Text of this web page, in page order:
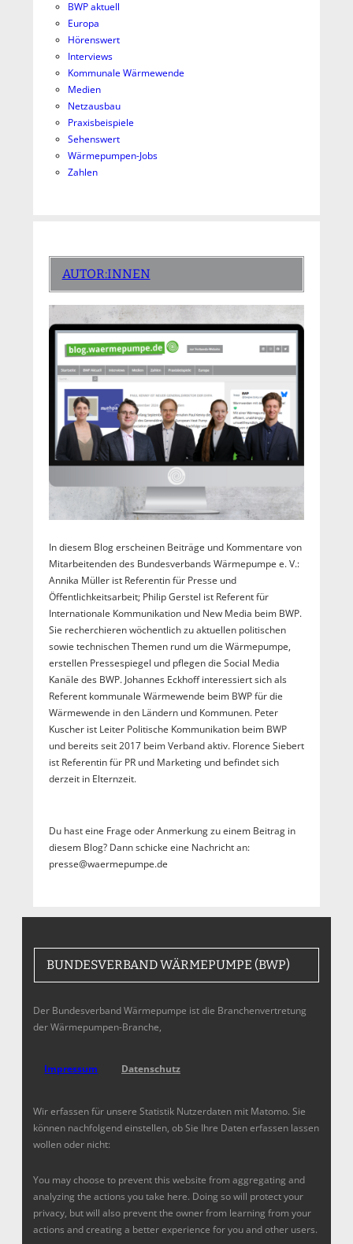
BWP aktuell
Europa
Hörenswert
Interviews
Kommunale Wärmewende
Medien
Netzausbau
Praxisbeispiele
Sehenswert
Wärmepumpen-Jobs
Zahlen
AUTOR:INNEN
In diesem Blog erscheinen Beiträge und Kommentare von
Mitarbeitenden des Bundesverbands Wärmepumpe e. V.:
Annika Müller ist Referentin für Presse und
Öffentlichkeitsarbeit; Philip Gerstel ist Referent für
Internationale Kommunikation und New Media beim BWP.
Sie recherchieren wöchentlich zu aktuellen politischen
sowie technischen Themen rund um die Wärmepumpe,
erstellen Pressespiegel und pflegen die Social Media
Kanäle des BWP. Johannes Eckhoff interessiert sich als
Referent kommunale Wärmewende beim BWP für die
Wärmewende in den Ländern und Kommunen. Peter
Kuscher ist Leiter Politische Kommunikation beim BWP
und bereits seit 2017 beim Verband aktiv. Florence Siebert
ist Referentin für PR und Marketing und befindet sich
derzeit in Elternzeit.
Du hast eine Frage oder Anmerkung zu einem Beitrag in
diesem Blog? Dann schicke eine Nachricht an:
presse@waermepumpe.de
BUNDESVERBAND WÄRMEPUMPE (BWP)
Der Bundesverband Wärmepumpe ist die Branchenvertretung
der Wärmepumpen-Branche,
Impressum Datenschutz
Wir erfassen für unsere Statistik Nutzerdaten mit Matomo. Sie
können nachfolgend einstellen, ob Sie Ihre Daten erfassen lassen
wollen oder nicht:
You may choose to prevent this website from aggregating and
analyzing the actions you take here. Doing so will protect your
privacy, but will also prevent the owner from learning from your
actions and creating a better experience for you and other users.